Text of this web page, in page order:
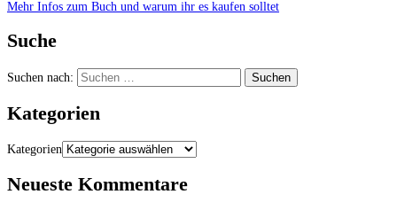
Mehr Infos zum Buch und warum ihr es kaufen solltet
Suche
Suchen nach:
Kategorien
Kategorien
Neueste Kommentare